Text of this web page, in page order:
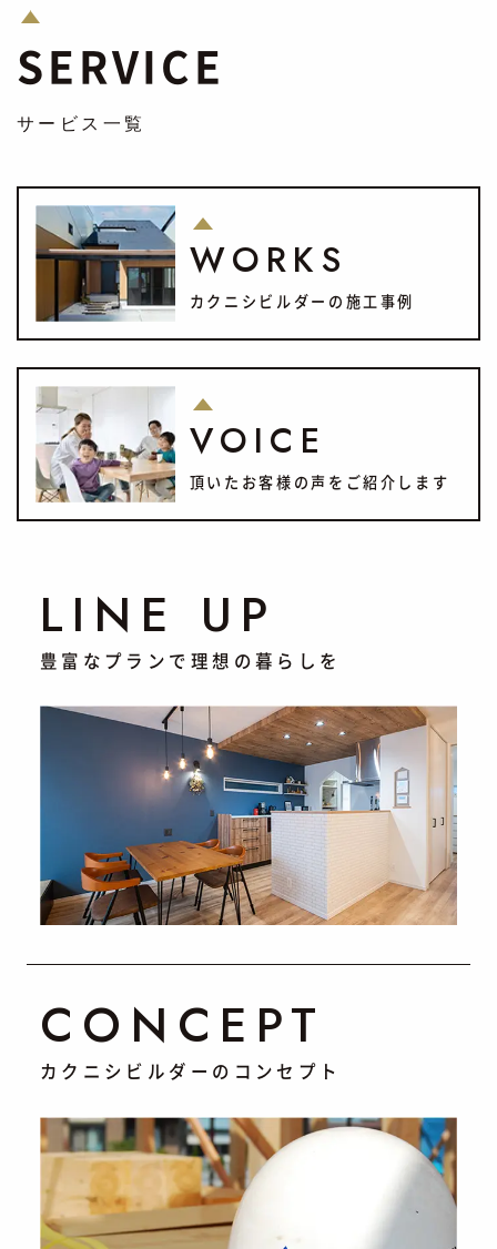
SERVICE
サービス一覧
WORKS
カクニシビルダーの施工事例
VOICE
頂いたお客様の声をご紹介します
LINE UP
豊富なプランで理想の暮らしを
CONCEPT
カクニシビルダーのコンセプト